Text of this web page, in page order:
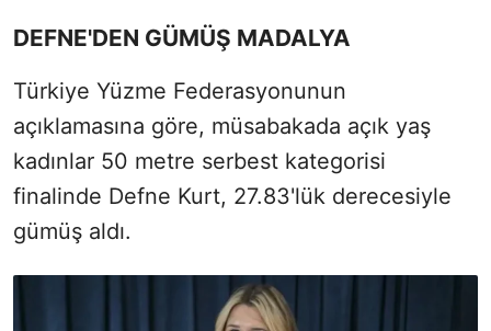
DEFNE'DEN GÜMÜŞ MADALYA
Türkiye Yüzme Federasyonunun
açıklamasına göre, müsabakada açık yaş
kadınlar 50 metre serbest kategorisi
finalinde Defne Kurt, 27.83'lük derecesiyle
gümüş aldı.